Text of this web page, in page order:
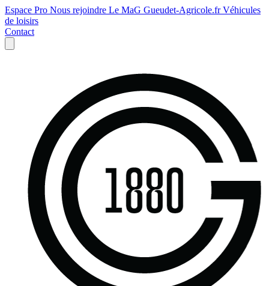
Espace Pro Nous rejoindre Le MaG Gueudet-Agricole.frVéhicules
de loisirs
Contact